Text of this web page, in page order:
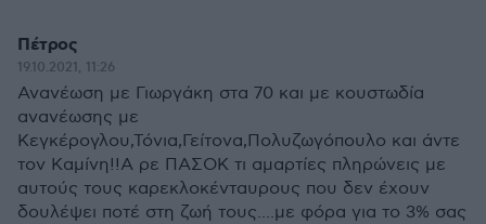
Πέτρος
19.10.2021, 11:26
Ανανέωση με Γιωργάκη στα 70 και με κουστωδία
ανανέωσης με
Κεγκέρογλου,Τόνια,Γείτονα,Πολυζωγόπουλο και άντε
τον Καμίνη!!Α ρε ΠΑΣΟΚ τι αμαρτίες πληρώνεις με
αυτούς τους καρεκλοκένταυρους που δεν έχουν
δουλέψει ποτέ στη ζωή τους....με φόρα για το 3% σας